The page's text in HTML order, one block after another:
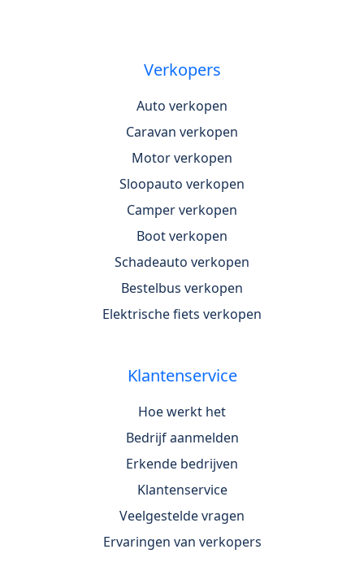
Verkopers
Auto verkopen
Caravan verkopen
Motor verkopen
Sloopauto verkopen
Camper verkopen
Boot verkopen
Schadeauto verkopen
Bestelbus verkopen
Elektrische fiets verkopen
Klantenservice
Hoe werkt het
Bedrijf aanmelden
Erkende bedrijven
Klantenservice
Veelgestelde vragen
Ervaringen van verkopers